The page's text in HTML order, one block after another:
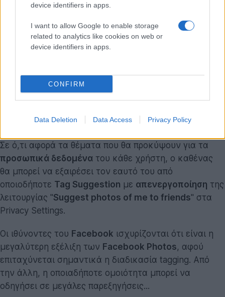
device identifiers in apps.
I want to allow Google to enable storage
related to analytics like cookies on web or
device identifiers in apps.
CONFIRM
Data Deletion Data Access Privacy Policy
ότι οι προτάσεις θα εμφανίζονται
αλγόριθμος αναγνώρισης είναι μεγάλης αξιοπιστίας
αξιοπιστίας.
Σε ό,τι αφορά τα θέματα που θα προκύψουν για τα
προσωπικά δεδομένα του κάθε χρήστη, ο καθένας
θα μπορεί να εξαιρέσει τον εαυτό του από
οποιοδήποτε Tag Suggestion με απενεργοποίηση της
λειτουργίας "Suggest photos of me to friends" στα
Privacy Settings.
Οι ιθύνοντες του Facebook ισχυρίζονται ότι είναι η
μεγαλύτερη εξέλιξη των Facebook Photos, αφού
επιταχύνεται σημαντικά η διαδικασία tagging. Από
την άλλη, η οποιαδήποτε ομοιότητα μπορεί να
οδηγήσει σε μεγάλες παρεξηγήσεις...